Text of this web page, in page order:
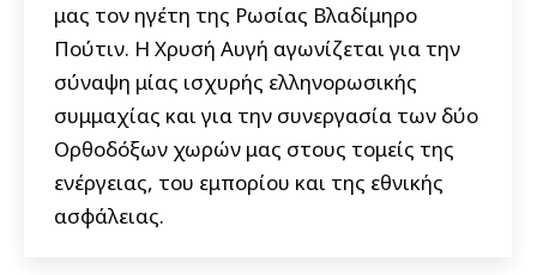
μας τον ηγέτη της Ρωσίας Βλαδίμηρο
Πούτιν. Η Χρυσή Αυγή αγωνίζεται για την
σύναψη μίας ισχυρής ελληνορωσικής
συμμαχίας και για την συνεργασία των δύο
Ορθοδόξων χωρών μας στους τομείς της
ενέργειας, του εμπορίου και της εθνικής
ασφάλειας.